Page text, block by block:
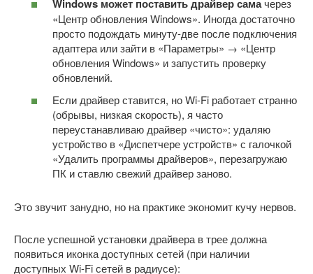
Windows может поставить драйвер самачерез
«Центр обновления Windows». Иногда достаточно
просто подождать минуту-две после подключения
адаптера или зайти в «Параметры» → «Центр
обновления Windows» и запустить проверку
обновлений.
Если драйвер ставится, но Wi-Fi работает странно
(обрывы, низкая скорость), я часто
переустанавливаю драйвер «чисто»: удаляю
устройство в «Диспетчере устройств» с галочкой
«Удалить программы драйверов», перезагружаю
ПК и ставлю свежий драйвер заново.
Это звучит занудно, но на практике экономит кучу нервов.
После успешной установки драйвера в трее должна
появиться иконка доступных сетей (при наличии
доступных Wi-Fi сетей в радиусе):